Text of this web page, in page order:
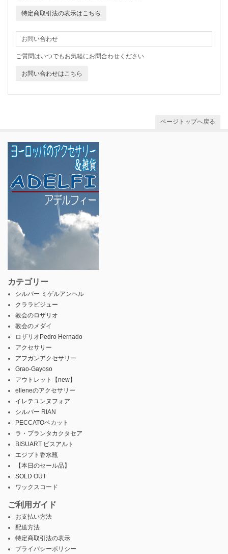
特定商取引法の表示はこちら
お問い合わせ
ご質問はいつでもお気軽にお問合わせください
お問い合わせはこちら
ページトップへ戻る
カテゴリー
シルバー ミゲルアンヘル
クララビジュー
教会のロザリオ
教会のメダイ
ロザリオPedro Hernado
アクセサリー
アフガンアクセサリー
Grao-Gayoso
アウトレット【new】
elleneのアクセサリー
イレテユンヌフォア
シルバー RIAN
PECCATOペカット
ラ・プランタカクタセア
BISUART ビスアルト
エジプト香水瓶
【本日のセール品】
SOLD OUT
ワックスコード
ご利用ガイド
お支払い方法
配送方法
特定商取引法の表示
プライバシーポリシー